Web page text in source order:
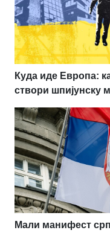
Куда иде Европа:
створи шпијунску
Мали манифест